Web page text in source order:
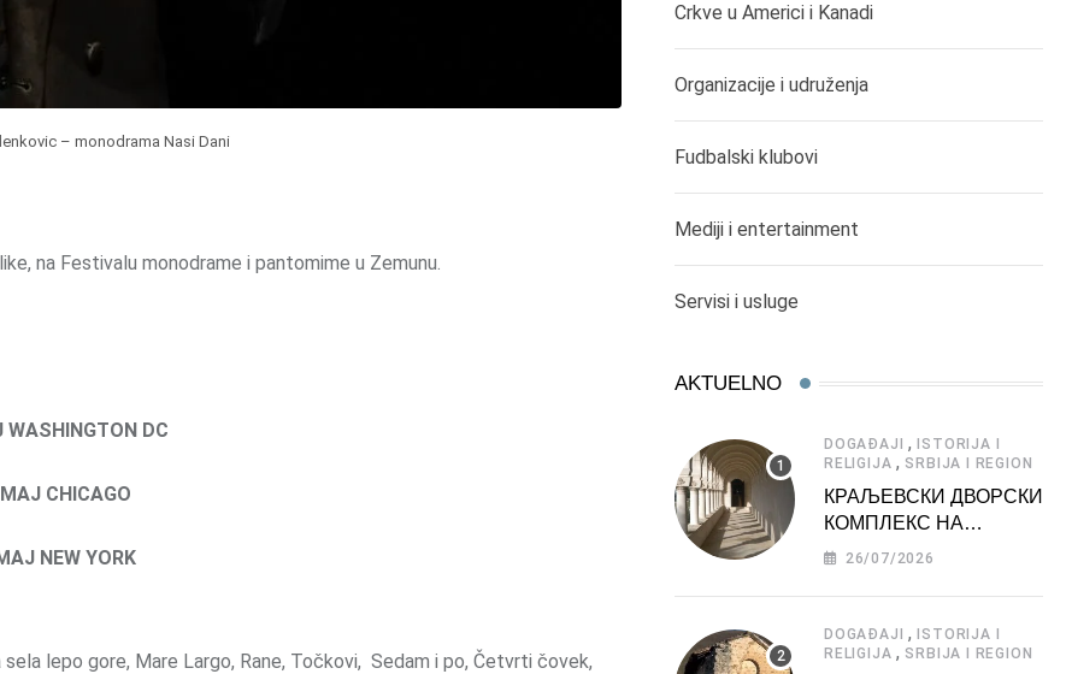
– monodrama Nasi Dani
na Festivalu monodrame i pantomime u Zemunu.
WASHINGTON DC
CHICAGO
NEW YORK
lepo gore, Mare Largo, Rane, Točkovi, Sedam i po, Četvrti čovek,
Crkve u Americi i Kanadi
Organizacije i udruženja
Fudbalski klubovi
Mediji i entertainment
Servisi i usluge
AKTUELNO
DOGAĐAJI , ISTORIJA I
RELIGIJA , SRBIJA I REGION
КРАЉЕВСКИ ДВОРСКИ
КОМПЛЕКС НА
ДЕДИЊУ –
АТРАКЦИЈА
26/07/2026
DOGAĐAJI , ISTORIJA I
RELIGIJA , SRBIJA I REGION